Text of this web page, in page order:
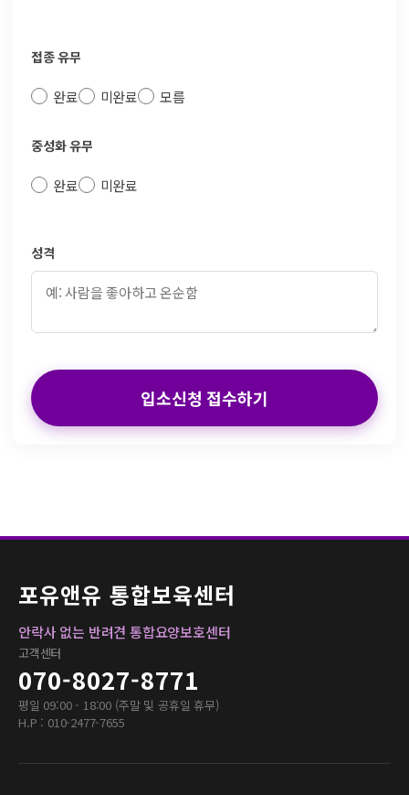
접종 유무
완료 미완료 모름
중성화 유무
완료 미완료
성격
입소신청 접수하기
포유앤유 통합보육센터
안락사 없는 반려견 통합요양보호센터
고객센터
070-8027-8771
평일 09:00 - 18:00 (주말 및 공휴일 휴무)
H.P : 010-2477-7655